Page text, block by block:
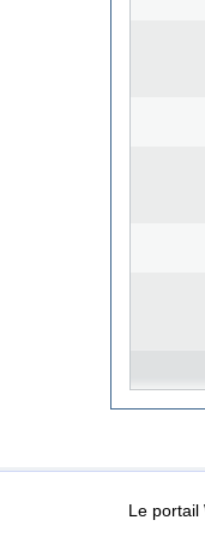
Conditions d’utilisation
Le portail